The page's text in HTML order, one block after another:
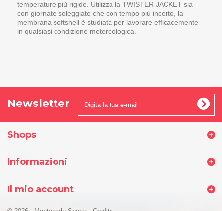
temperature più rigide. Utilizza la TWISTER JACKET sia
con giornate soleggiate che con tempo più incerto, la
membrana softshell è studiata per lavorare efficacemente
in qualsiasi condizione metereologica.
Newsletter
Shops
Informazioni
Il mio account